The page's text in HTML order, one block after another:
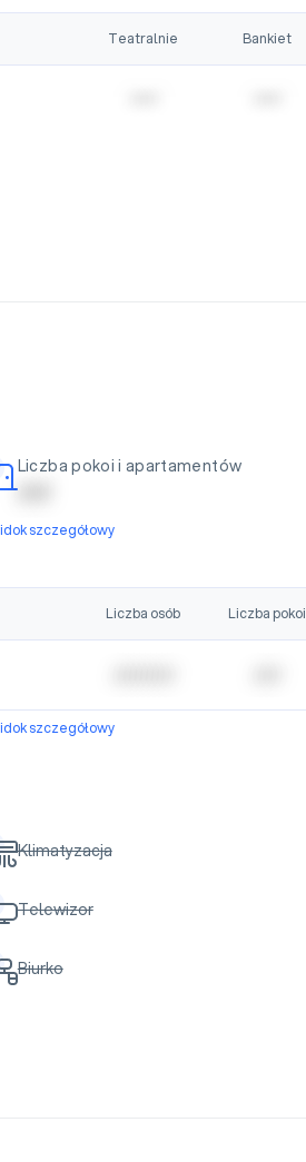
Teatralnie Bankiet
Liczba pokoi i apartamentów
| | | | |
szczegółowy
Liczba osób Liczba pokoi
szczegółowy
Klimatyzacja
Telewizor
Biurko